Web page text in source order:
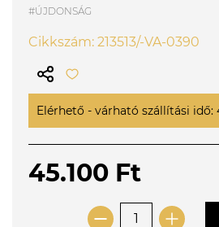
#ÚJDONSÁG
Cikkszám: 213513/-VA-0390
Elérhető - várható szállítási idő:
45.100 Ft